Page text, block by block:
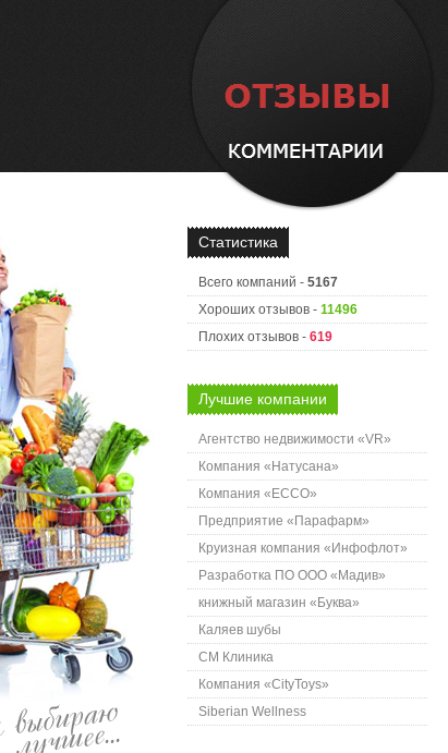
Статистика
Всего компаний - 5167
Хороших отзывов - 11496
Плохих отзывов - 619
Лучшие компании
Агентство недвижимости «VR»
Компания «Натусана»
Компания «ECCO»
Предприятие «Парафарм»
Круизная компания «Инфофлот»
Разработка ПО ООО «Мадив»
книжный магазин «Буква»
Каляев шубы
СМ Клиника
Компания «CityToys»
Siberian Wellness